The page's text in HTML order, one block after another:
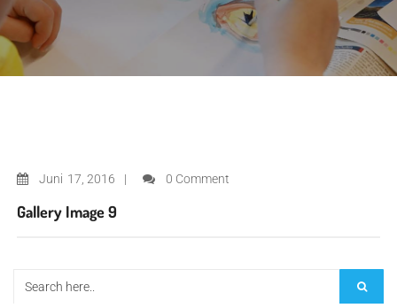
Juni 17, 2016 0 Comment
Gallery Image 9